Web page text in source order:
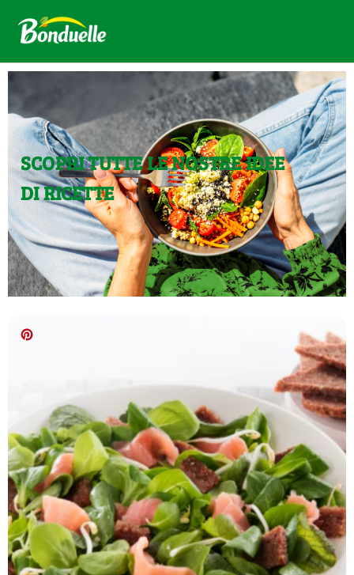
SCOPRI TUTTE LE NOSTRE IDEE
DI RICETTE